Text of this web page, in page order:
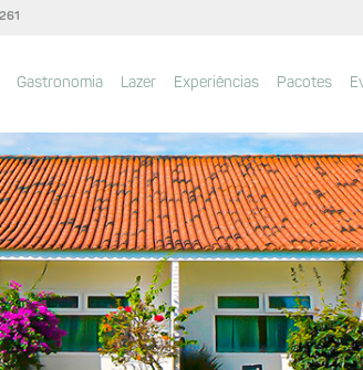
Gastronomia Lazer Experiências Pacotes